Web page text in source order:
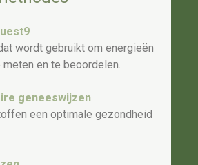
wordt gebruikt om energieën
meten en te beoordelen.
geneeswijzen
een optimale gezondheid